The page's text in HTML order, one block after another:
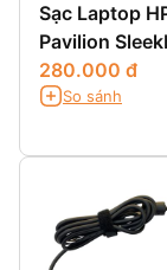
Sạc Laptop
Pavilion
14-B065tx
280.000 đ
So sánh